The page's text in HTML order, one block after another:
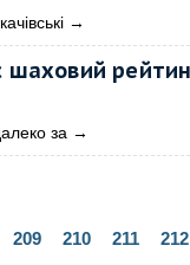
→
шаховий
за →
209 210 211 212